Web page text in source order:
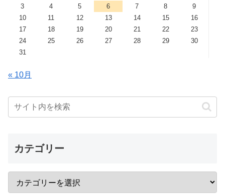
3
4 5 6 7 8
9
10
11 12 13 14 15
16
17
18 19 20 21 22
23
24
25 26 27 28 29
30
31
« 10月
カテゴリー